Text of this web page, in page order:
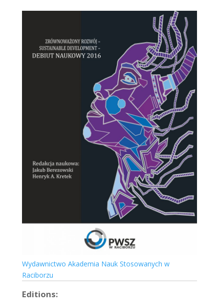
Wydawnictwo Akademia Nauk Stosowanych w
Raciborzu
Editions: